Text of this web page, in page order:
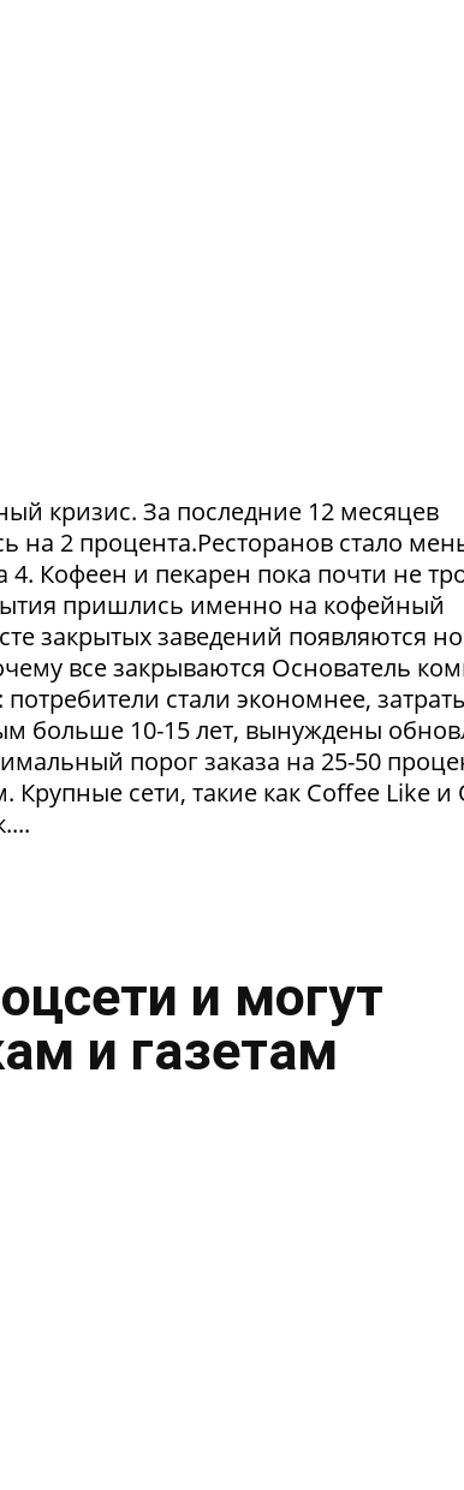
кризис. За последние 12 месяцев
на 2 процента.Ресторанов стало
Кофеен и пекарен пока почти не
пришлись именно на кофейный
закрытых заведений появляются
все закрываются Основатель
стали экономнее,
больше 10-15 лет, вынуждены
порог заказа на 25-50
сети, такие как Coffee Like и
и могут
и газетам